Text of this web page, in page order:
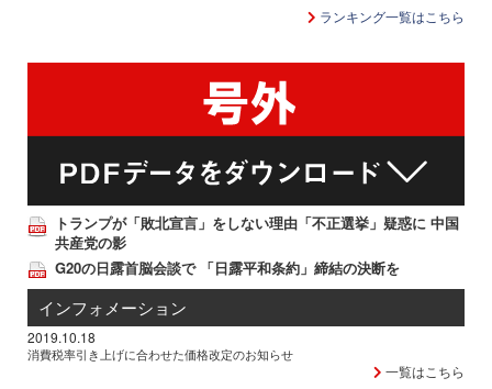
ランキング一覧はこちら
トランプが「敗北宣言」をしない理由「不正選挙」疑惑に 中国
共産党の影
G20の日露首脳会談で 「日露平和条約」締結の決断を
インフォメーション
2019.10.18
消費税率引き上げに合わせた価格改定のお知らせ
一覧はこちら